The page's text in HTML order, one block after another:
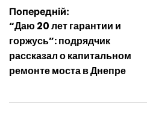
Навігація
записів
Попередній:
“Даю 20 лет гарантии и
горжусь”: подрядчик
рассказал о капитальном
ремонте моста в Днепре